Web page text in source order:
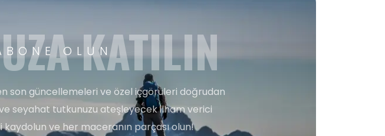
OLUNKATILIN
son güncellemeleri ve özel içgörüleri doğrudan
seyahat tutkunuzu ateşleyecek ilham verici
ve her maceranın parçası olun!